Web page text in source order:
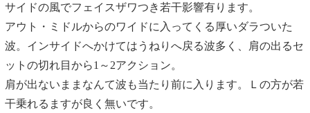
サイドの風でフェイスザワつき若干影響有ります。
アウト・ミドルからのワイドに入ってくる厚いダラついた
波。インサイドへかけてはうねりへ戻る波多く、肩の出るセ
ットの切れ目から1～2アクション。
肩が出ないままなんて波も当たり前に入ります。Ｌの方が若
干乗れるますが良く無いです。